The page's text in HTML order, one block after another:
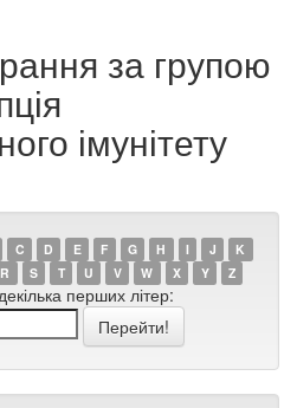
за групою
імунітету
C D E F G H I J
K
R S T U V W X Y Z
перших літер: